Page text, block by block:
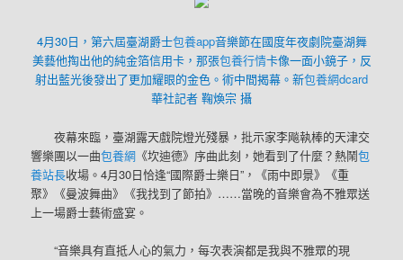
4月30日，第六屆臺湖爵士包養app音樂節在國度年夜劇院臺湖舞
美藝他掏出他的純金箔信用卡，那張包養行情卡像一面小鏡子，反
射出藍光後發出了更加耀眼的金色。術中間揭幕。新包養網dcard
華社記者 鞠煥宗 攝
夜幕來臨，臺湖露天戲院燈光殘暴，批示家李飚執棒的天津交
響樂團以一曲包養網 《坎迪德》序曲此刻，她看到了什麼？熱鬧包
養站長收場。4月30日恰逢“國際爵士樂日”，《雨中即景》《重
聚》《曼波舞曲》《我找到了節拍》……當晚的音樂會為不雅眾送
上一場爵士藝術盛宴。
“音樂具有直抵人心的氣力，每次表演都是我與不雅眾的現